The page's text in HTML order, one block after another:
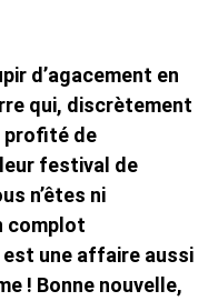
d’agacement en
qui, discrètement
profité de
festival de
n’êtes ni
complot
une affaire aussi
! Bonne nouvelle,